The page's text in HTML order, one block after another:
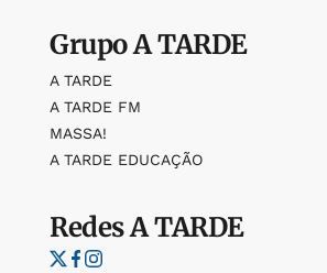
GrupoA TARDE
A TARDE
A TARDE FM
MASSA!
A TARDE EDUCAÇÃO
RedesA TARDE